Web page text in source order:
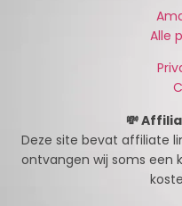
Alle
💸
Deze site bevat affiliate
ontvangen wij soms een